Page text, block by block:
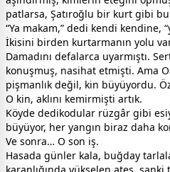
patlarsa, Şatıroğlu bir kurt gibi bu
“Ya makam,” dedi kendi kendine,
İkisini birden kurtarmanın yolu var
Damadını defalarca uyarmıştı.
konuşmuş, nasihat etmişti. Ama
pişmanlık değil, kin büyüyordu.
O kin, aklını kemirmişti artık.
Köyde dedikodular rüzgâr gibi
büyüyor, her yangın biraz daha
Ve sonra… O son iş.
Hasada günler kala, buğday